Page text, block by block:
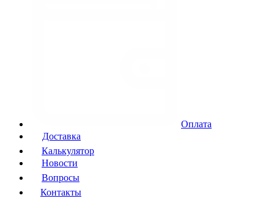
Оплата
Доставка
Калькулятор
Новости
Вопросы
Контакты